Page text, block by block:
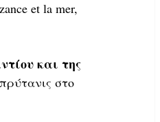
et la mer,
και της
στο